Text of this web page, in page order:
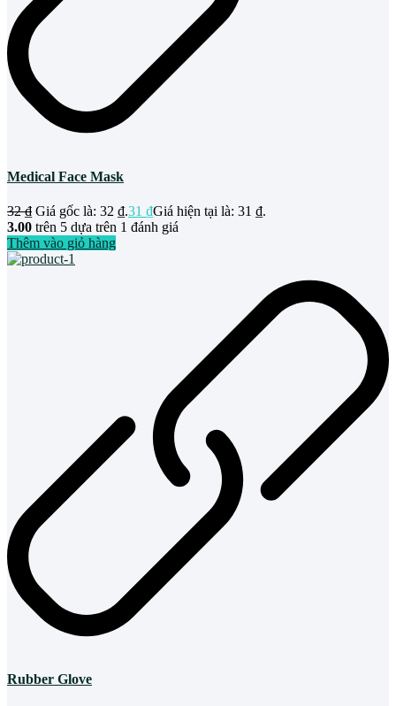
Medical Face Mask
32₫ Giá gốc là: 32 ₫.31 ₫Giá hiện tại là: 31 ₫.
3.00 trên 5 dựa trên 1 đánh giá
Thêm vào giỏ hàng
Rubber Glove